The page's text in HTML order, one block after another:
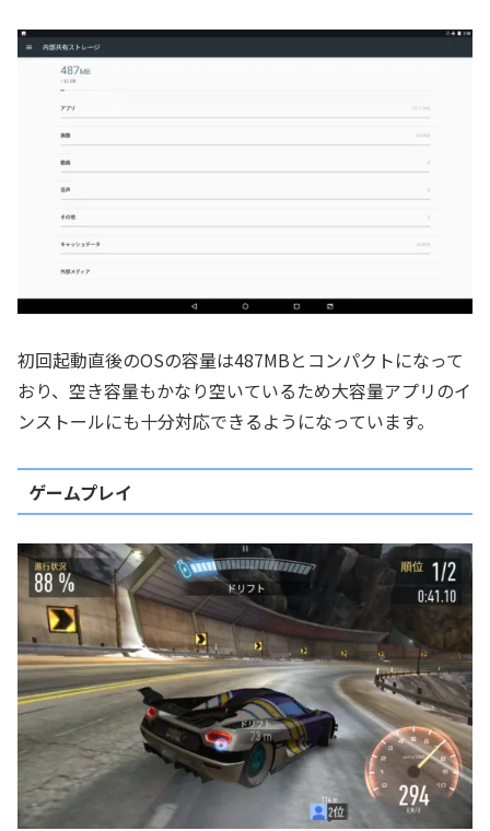
初回起動直後のOSの容量は487MBとコンパクトになって
おり、空き容量もかなり空いているため大容量アプリのイ
ンストールにも十分対応できるようになっています。
ゲームプレイ